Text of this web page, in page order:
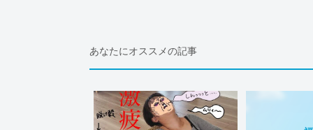
あなたにオススメの記事